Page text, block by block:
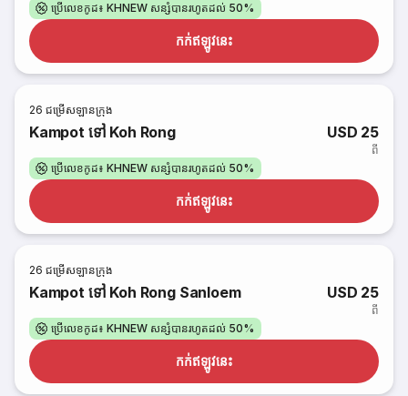
ប្រើលេខកូដ៖ KHNEW សន្សំបានរហូតដល់ 50%
កក់​ឥឡូវនេះ
26 ជម្រើសឡានក្រុង
Kampot ទៅ Koh Rong USD 25
ពី
ប្រើលេខកូដ៖ KHNEW សន្សំបានរហូតដល់ 50%
កក់​ឥឡូវនេះ
26 ជម្រើសឡានក្រុង
Kampot ទៅ Koh Rong Sanloem USD 25
ពី
ប្រើលេខកូដ៖ KHNEW សន្សំបានរហូតដល់ 50%
កក់​ឥឡូវនេះ